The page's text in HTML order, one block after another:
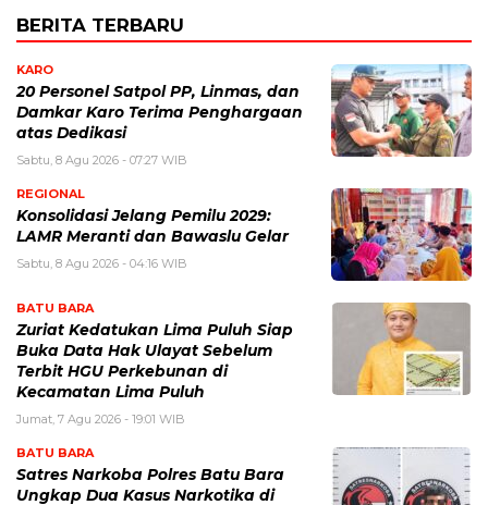
BERITA TERBARU
KARO
20 Personel Satpol PP, Linmas, dan
Damkar Karo Terima Penghargaan
atas Dedikasi
Sabtu, 8 Agu 2026 - 07:27 WIB
REGIONAL
Konsolidasi Jelang Pemilu 2029:
LAMR Meranti dan Bawaslu Gelar
Sabtu, 8 Agu 2026 - 04:16 WIB
BATU BARA
Zuriat Kedatukan Lima Puluh Siap
Buka Data Hak Ulayat Sebelum
Terbit HGU Perkebunan di
Kecamatan Lima Puluh
Jumat, 7 Agu 2026 - 19:01 WIB
BATU BARA
Satres Narkoba Polres Batu Bara
Ungkap Dua Kasus Narkotika di